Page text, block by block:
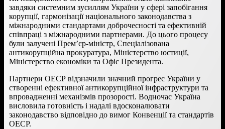
завдяки системним зусиллям України у сфері запобігання
корупції, гармонізації національного законодавства з
міжнародними стандартами доброчесності та ефективній
співпраці з міжнародними партнерами. До цього процесу
були залучені Прем’єр-міністр, Спеціалізована
антикорупційна прокуратура, Міністерство юстиції,
Міністерство економіки та Офіс Президента.
Партнери ОЕСР відзначили значний прогрес України у
створенні ефективної антикорупційної інфраструктури та
впровадженні механізмів прозорості. Водночас Україна
висловила готовність і надалі вдосконалювати
законодавство відповідно до вимог Конвенції та стандартів
ОЕСР.